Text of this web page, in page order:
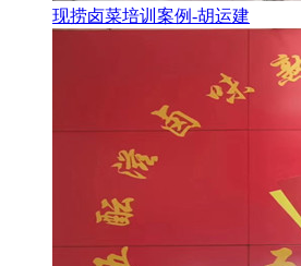
现捞卤菜培训案例-胡运建